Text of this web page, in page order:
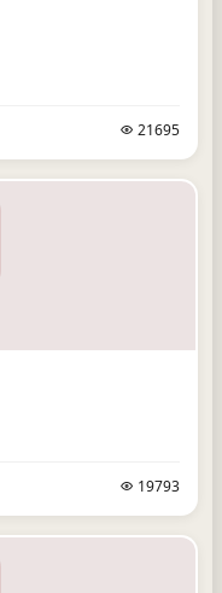
21695
19793